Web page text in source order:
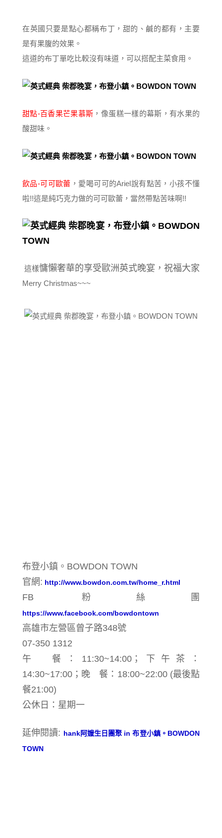
在英國只要是點心都稱布丁，甜的、鹹的都有，主要
是有果腹的效果。
這道的布丁單吃比較沒有味道，可以搭配主菜食用。
甜點-百香果芒果慕斯 ，像蛋糕一樣的幕斯，有水果的
酸甜味。
飲品-可可歐蕾 ，愛喝可可的Ariel說有點苦，小孩不懂
啦!!這是純巧克力做的可可歐蕾，當然帶點苦味啊!!
這樣慵懶奢華的享受歐洲英式晚宴，祝福大家
Merry Christmas~~~
布登小鎮。BOWDON TOWN
官網: http://www.bowdon.com.tw/home_r.html
FB 粉絲團
https://www.facebook.com/bowdontown
高雄市左營區曾子路348號
07-350 1312
午 餐：11:30~14:00；下午茶：
14:30~17:00；晚 餐：18:00~22:00 (最後點
餐21:00)
公休日：星期一
延伸閱讀: hank阿嬤生日團聚 in 布登小鎮。BOWDON
TOWN